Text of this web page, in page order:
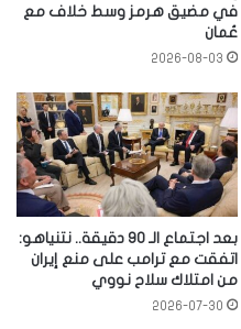
في مضيق هرمز وسط خلاف مع
عُمان
2026-08-03
بعد اجتماع الـ 90 دقيقة.. نتنياهو:
اتفقت مع ترامب على منع إيران
من امتلاك سلاح نووي
2026-07-30